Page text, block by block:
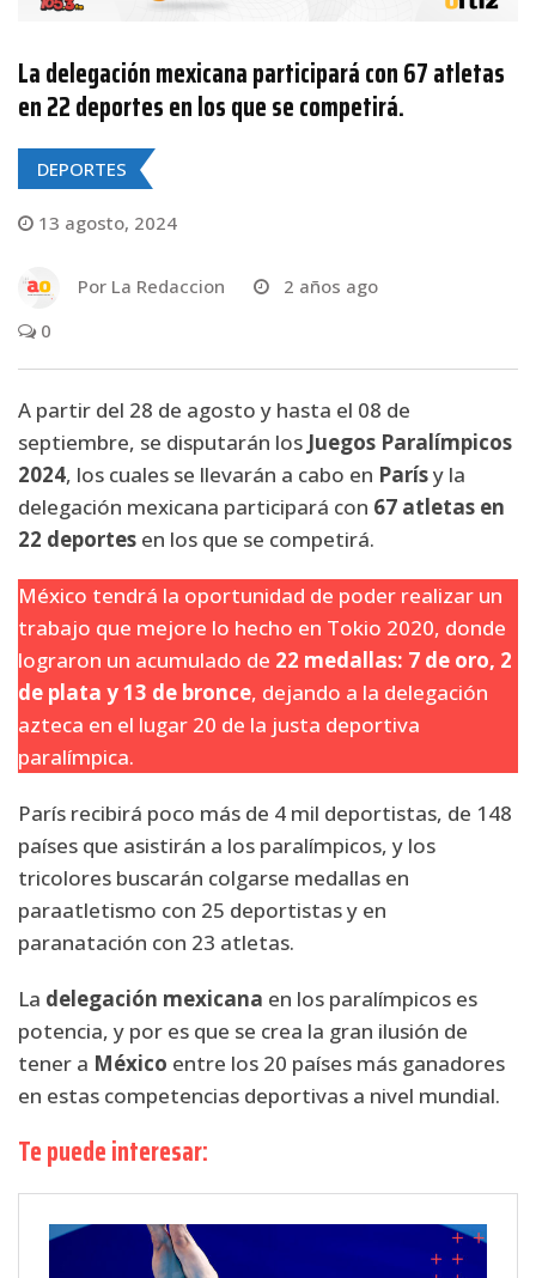
La delegación mexicana participará con 67 atletas
en 22 deportes en los que se competirá.
DEPORTES
13 agosto, 2024
Por La Redaccion
2 años ago
0
A partir del 28 de agosto y hasta el 08 de
septiembre, se disputarán los Juegos Paralímpicos
2024, los cuales se llevarán a cabo en Parísy la
delegación mexicana participará con 67 atletas en
22 deportes en los que se competirá.
México tendrá la oportunidad de poder realizar un
trabajo que mejore lo hecho en Tokio 2020, donde
lograron un acumulado de 22 medallas: 7 de oro, 2
de plata y 13 de bronce, dejando a la delegación
azteca en el lugar 20 de la justa deportiva
paralímpica.
París recibirá poco más de 4 mil deportistas, de 148
países que asistirán a los paralímpicos, y los
tricolores buscarán colgarse medallas en
paraatletismo con 25 deportistas y en
paranatación con 23 atletas.
La delegación mexicana en los paralímpicos es
potencia, y por es que se crea la gran ilusión de
tener a México entre los 20 países más ganadores
en estas competencias deportivas a nivel mundial.
Te puede interesar: